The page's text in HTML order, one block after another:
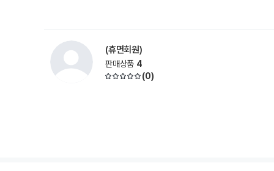
(휴면회원)
판매상품 4
(0)